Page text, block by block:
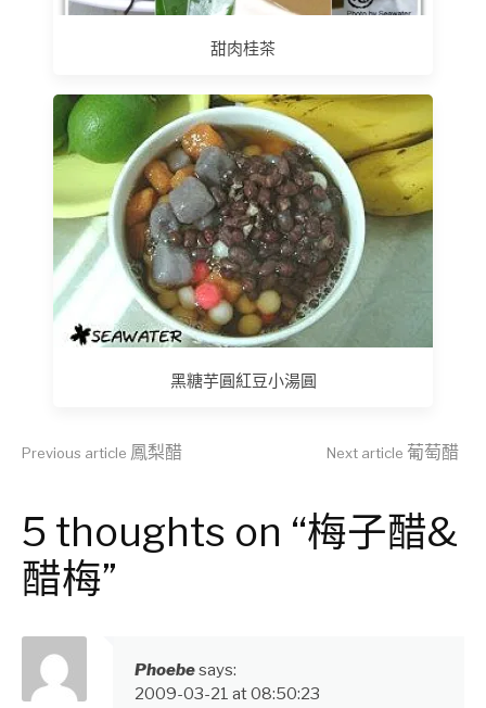
甜肉桂茶
黑糖芋圓紅豆小湯圓
Continue
Reading
Previous article 鳳梨醋 Next article 葡萄醋
5 thoughts on “梅子醋&
醋梅”
Phoebesays:
2009-03-21 at 08:50:23